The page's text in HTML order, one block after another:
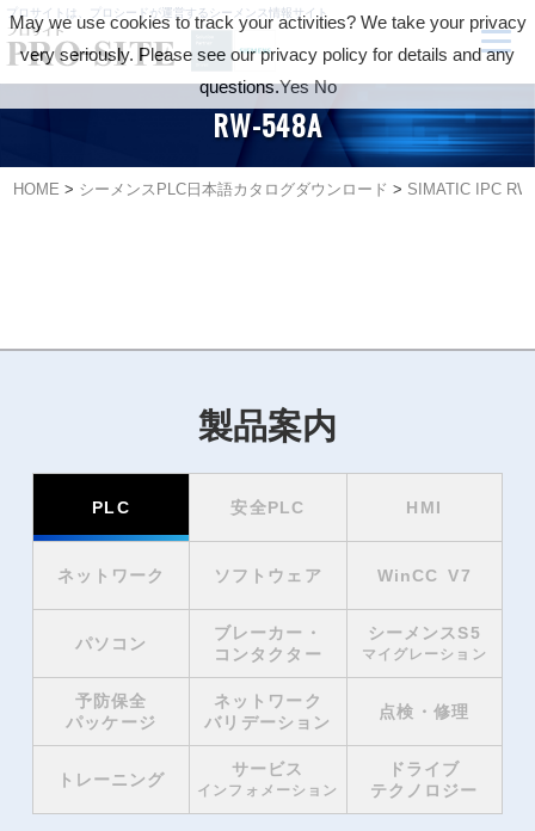
プロサイトは、プロシードが運営するシーメンス情報サイト
RW-548A
HOME > シーメンスPLC日本語カタログダウンロード > SIMATIC IPC
製品案内
PLC 安全PLC HMI
ネットワーク ソフトウェア WinCC V7
パソコン
ブレーカー・
コンタクター
シーメンスS5
マイグレーション
予防保全
パッケージ
ネットワーク
バリデーション
点検・修理
トレーニング
サービス
インフォメーション
ドライブ
テクノロジー
May we use cookies to track your activities? We take your privacy
very seriously. Please see our privacy policy for details and any
questions.Yes No